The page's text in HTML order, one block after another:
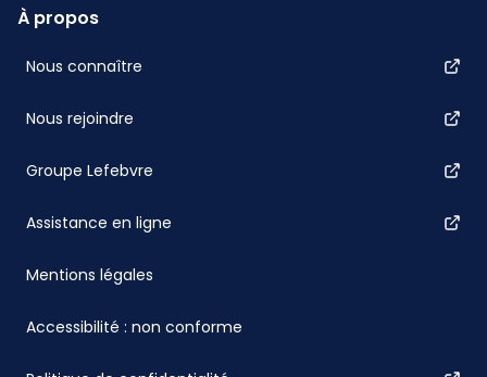
À propos
Nous connaître
Nous rejoindre
Groupe Lefebvre
Assistance en ligne
Mentions légales
Accessibilité : non conforme